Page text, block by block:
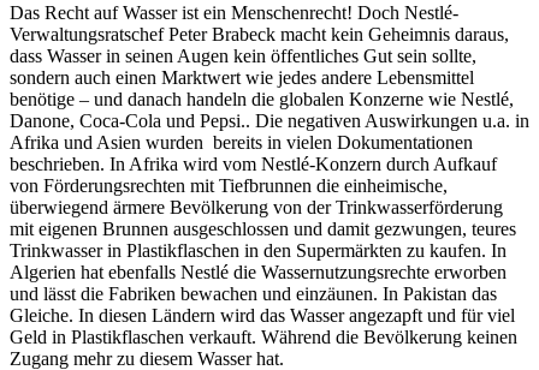
Das Recht auf Wasser ist ein Menschenrecht! Doch Nestlé-
Verwaltungsratschef Peter Brabeck macht kein Geheimnis daraus,
dass Wasser in seinen Augen kein öffentliches Gut sein sollte,
sondern auch einen Marktwert wie jedes andere Lebensmittel
benötige – und danach handeln die globalen Konzerne wie Nestlé,
Danone, Coca-Cola und Pepsi.. Die negativen Auswirkungen u.a. in
Afrika und Asien wurden bereits in vielen Dokumentationen
beschrieben. In Afrika wird vom Nestlé-Konzern durch Aufkauf
von Förderungsrechten mit Tiefbrunnen die einheimische,
überwiegend ärmere Bevölkerung von der Trinkwasserförderung
mit eigenen Brunnen ausgeschlossen und damit gezwungen, teures
Trinkwasser in Plastikflaschen in den Supermärkten zu kaufen. In
Algerien hat ebenfalls Nestlé die Wassernutzungsrechte erworben
und lässt die Fabriken bewachen und einzäunen. In Pakistan das
Gleiche. In diesen Ländern wird das Wasser angezapft und für viel
Geld in Plastikflaschen verkauft. Während die Bevölkerung keinen
Zugang mehr zu diesem Wasser hat.